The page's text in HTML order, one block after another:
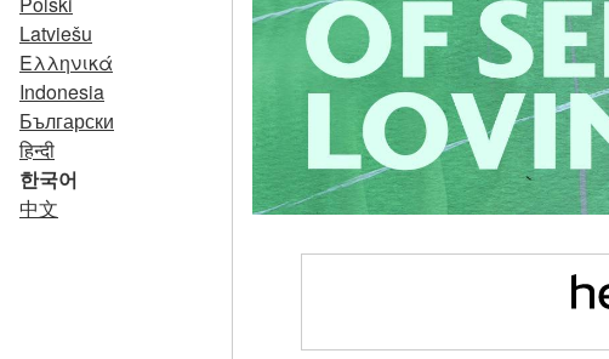
Latviešu
Ελληνικά
Indonesia
Български
हिन्दी
한국어
中文